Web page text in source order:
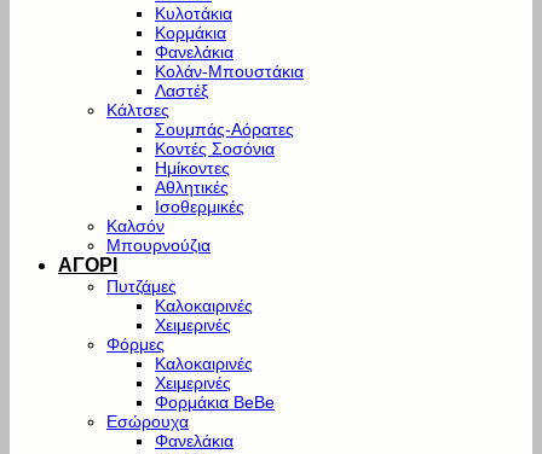
Κυλοτάκια
Κορμάκια
Φανελάκια
Κολάν-Μπουστάκια
Λαστέξ
Κάλτσες
Σουμπάς-Αόρατες
Κοντές Σοσόνια
Ημίκοντες
Αθλητικές
Ισοθερμικές
Καλσόν
Μπουρνούζια
ΑΓΟΡΙ
Πυτζάμες
Καλοκαιρινές
Χειμερινές
Φόρμες
Καλοκαιρινές
Χειμερινές
Φορμάκια BeBe
Εσώρουχα
Φανελάκια